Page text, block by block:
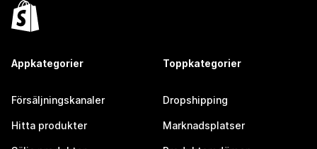
Appkategorier
Försäljningskanaler
Hitta produkter
Toppkategorier
Dropshipping
Marknadsplatser